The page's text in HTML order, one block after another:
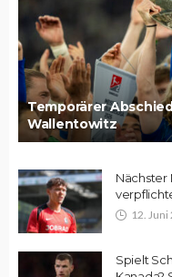
Temporärer
Wallentowitz
Nächster
12. Juni
Spielt